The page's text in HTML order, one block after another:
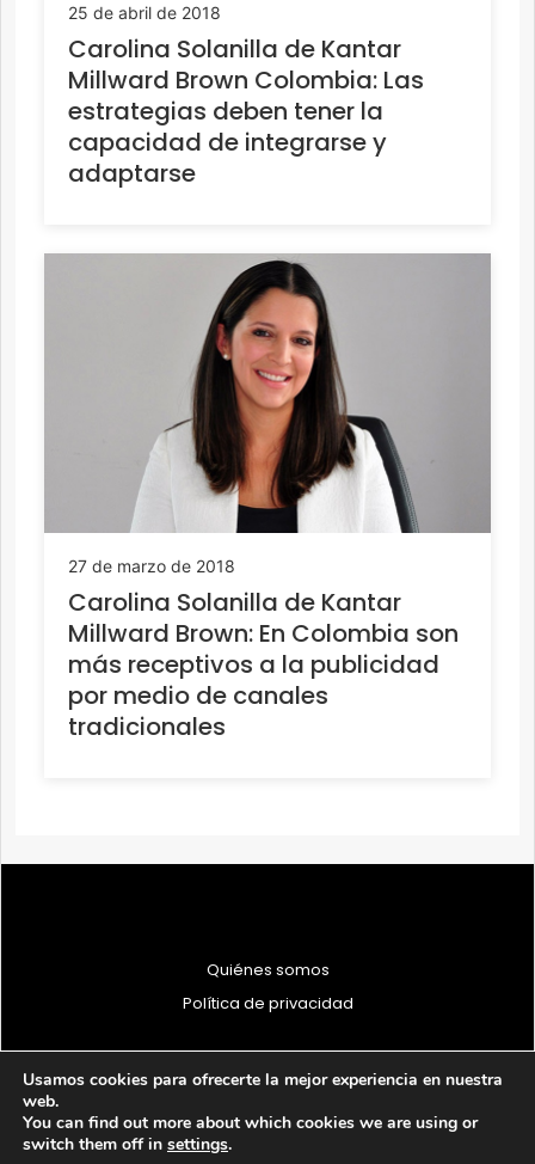
25 de abril de 2018
Carolina Solanilla de Kantar
Millward Brown Colombia: Las
estrategias deben tener la
capacidad de integrarse y
adaptarse
27 de marzo de 2018
Carolina Solanilla de Kantar
Millward Brown: En Colombia son
más receptivos a la publicidad
por medio de canales
tradicionales
Quiénes somos
Política de privacidad
© 1997 - 2026 PRODU - Todos los derechos reservados
Usamos cookies para ofrecerte la mejor experiencia en nuestra
web.
You can find out more about which cookies we are using or
switch them off in settings.